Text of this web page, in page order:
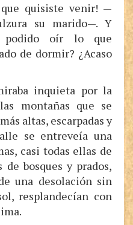
quisiste venir! —
su marido—. Y
podido oír lo que
de dormir? ¿Acaso
inquieta por la
montañas que se
altas, escarpadas y
se entreveía una
casi todas ellas de
de bosques y prados,
una desolación sin
resplandecían con